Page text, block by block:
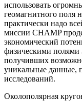
использовать
геомагнитного поля
практически надо
миссии CHAMP
экономический
физическими полями
получивших
уникальные данные,
исследований.
Околополярная